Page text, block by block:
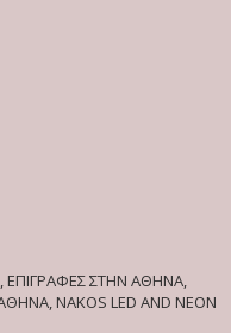
ΕΠΙΓΡΑΦΕΣ ΣΤΗΝ ΑΘΗΝΑ,
NAKOS LED AND NEON